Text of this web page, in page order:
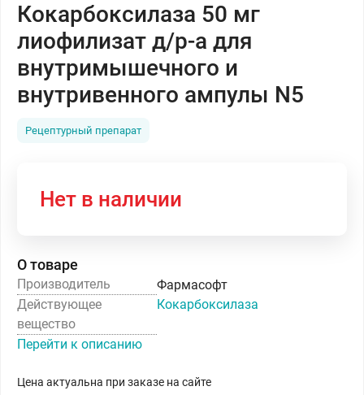
Кокарбоксилаза 50 мг
лиофилизат д/р-а для
внутримышечного и
внутривенного ампулы N5
Рецептурный препарат
Нет в наличии
О товаре
Производитель
Фармасофт
Действующее
вещество
Кокарбоксилаза
Перейти к описанию
Цена актуальна при заказе на сайте